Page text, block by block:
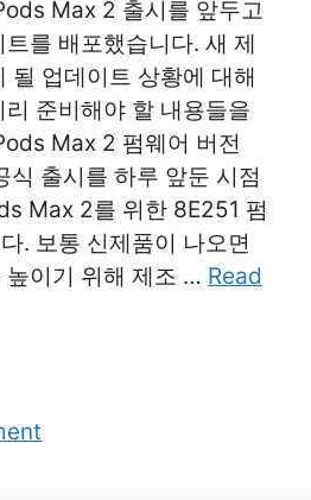
Max 2 출시를 앞두고
를 배포했습니다. 새 제
될 업데이트 상황에 대해
준비해야 할 내용들을
Max 2 펌웨어 버전
식 출시를 하루 앞둔 시점
Max 2를 위한 8E251 펌
. 보통 신제품이 나오면
이기 위해 제조 … Read